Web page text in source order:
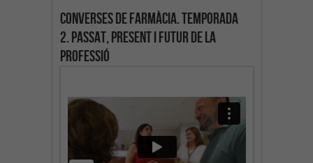
Converses de farmàcia. Temporada
2. Passat, present i futur de la
professió